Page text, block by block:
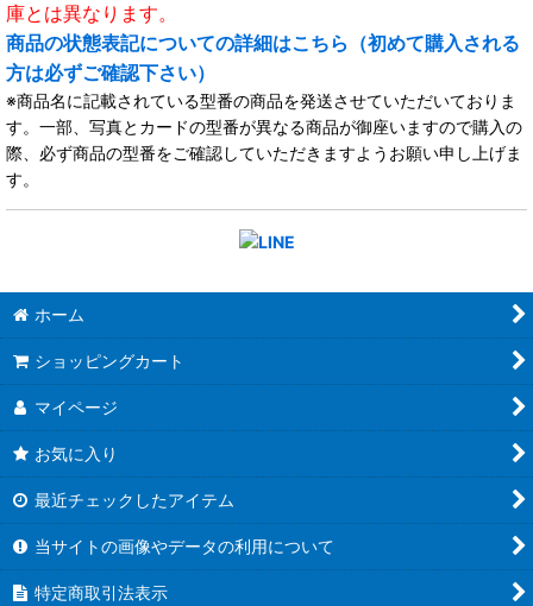
庫とは異なります。
商品の状態表記についての詳細はこちら（初めて購入される
方は必ずご確認下さい）
※商品名に記載されている型番の商品を発送させていただいておりま
す。一部、写真とカードの型番が異なる商品が御座いますので購入の
際、必ず商品の型番をご確認していただきますようお願い申し上げま
す。
ホーム
ショッピングカート
マイページ
お気に入り
最近チェックしたアイテム
当サイトの画像やデータの利用について
特定商取引法表示